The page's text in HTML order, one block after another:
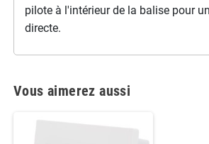
pilote à l'intérieur de la balise pour
directe.
Vous aimerez aussi